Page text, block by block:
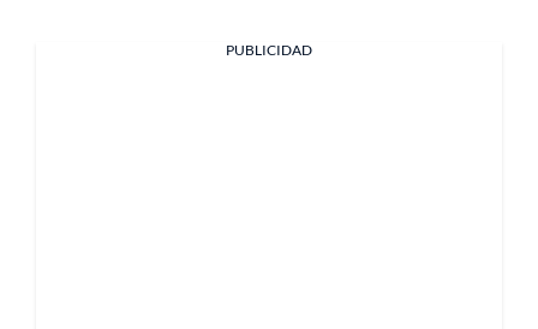
PUBLICIDAD